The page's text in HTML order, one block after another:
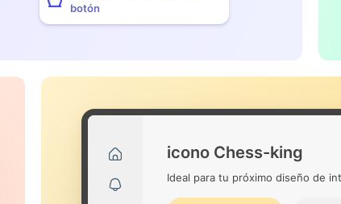
botón
icono Chess-king
Ideal para tu próximo diseño de